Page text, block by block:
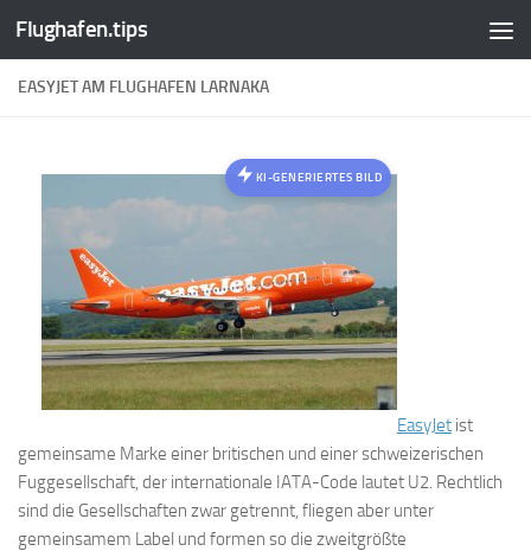
Zum Inhalt springen
Flughafen.tips
EASYJET AM FLUGHAFEN LARNAKA
KI-GENERIERTES BILD
EasyJet ist
gemeinsame Marke einer britischen und einer schweizerischen
Fuggesellschaft, der internationale IATA-Code lautet U2. Rechtlich
sind die Gesellschaften zwar getrennt, fliegen aber unter
gemeinsamem Label und formen so die zweitgrößte